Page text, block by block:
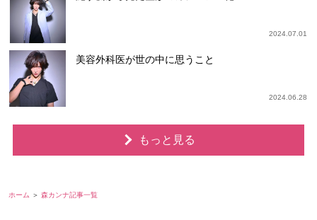
2024.07.01
美容外科医が世の中に思うこと
2024.06.28
もっと見る
ホーム 森カンナ記事一覧